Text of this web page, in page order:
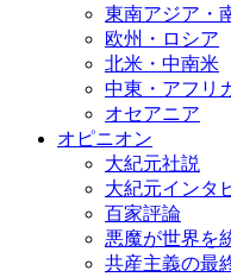
東南アジア・
欧州・ロシア
北米・中南米
中東・アフリ
オセアニア
オピニオン
大紀元社説
大紀元インタ
百家評論
悪魔が世界を
共産主義の最